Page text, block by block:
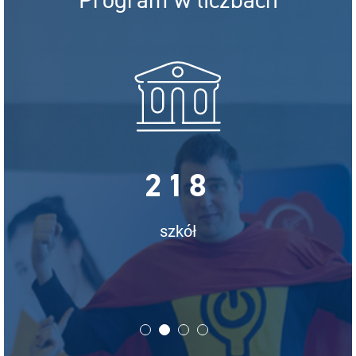
218
szkół